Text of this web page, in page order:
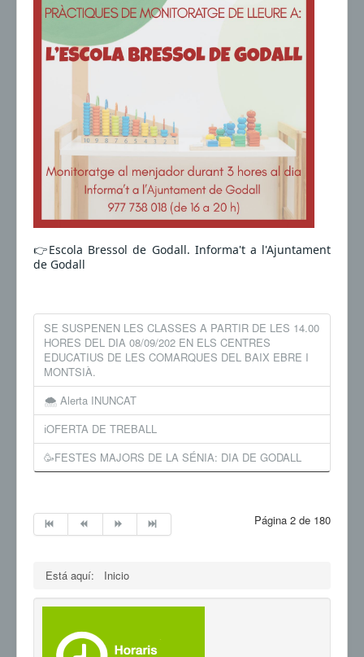
👉Escola Bressol de Godall. Informa't a l'Ajuntament
de Godall
SE SUSPENEN LES CLASSES A PARTIR DE LES 14.00
HORES DEL DIA 08/09/202 EN ELS CENTRES
EDUCATIUS DE LES COMARQUES DEL BAIX EBRE I
MONTSIÀ.
🌨 Alerta INUNCAT
ℹ️OFERTA DE TREBALL
🥳FESTES MAJORS DE LA SÉNIA: DIA DE GODALL
Página 2 de 180
Está aquí: Inicio